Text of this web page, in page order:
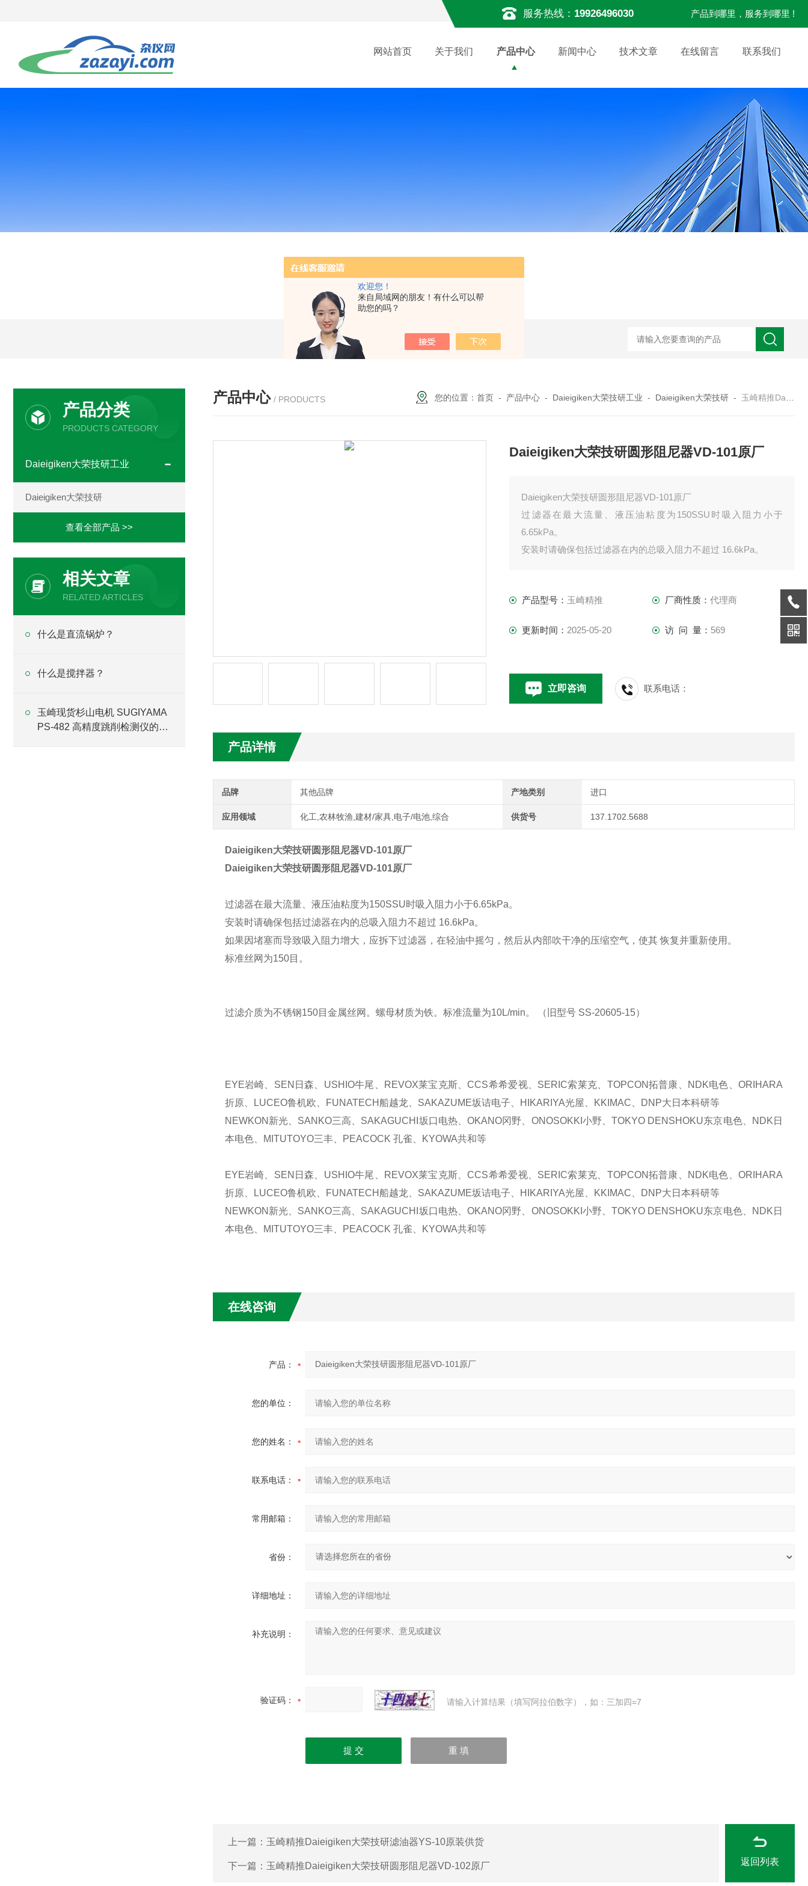
欢迎您！
来自局域网的朋友！有什么可以帮
助您的吗？
服务热线： 19926496030 产品到哪里，服务到哪里 !
网站首页 关于我们 产品中心 新闻中心 技术文章 在线留言 联系我们
产品中心 / PRODUCTS 您的位置：首页 - 产品中心 - Daieigiken大荣技研工业 - Daieigiken大荣技研 - 玉崎精推Daieigiken大荣技研圆形阻尼器VD-101原厂
Daieigiken大荣技研圆形阻尼器VD-101原厂
Daieigiken大荣技研圆形阻尼器VD-101原厂
过滤器在最大流量、液压油粘度为150SSU时吸入阻力小于
6.65kPa。
安装时请确保包括过滤器在内的总吸入阻力不超过 16.6kPa。
标准丝网为150目。
产品型号： 玉崎精推 厂商性质： 代理商
更新时间： 2025-05-20 访 问 量： 569
立即咨询 联系电话：
产品详情
品牌 其他品牌 产地类别 进口
应用领域 化工,农林牧渔,建材/家具,电子/电池,综合 供货号 137.1702.5688
Daieigiken大荣技研圆形阻尼器VD-101原厂
Daieigiken大荣技研圆形阻尼器VD-101原厂
过滤器在最大流量、液压油粘度为150SSU时吸入阻力小于6.65kPa。
安装时请确保包括过滤器在内的总吸入阻力不超过 16.6kPa。
如果因堵塞而导致吸入阻力增大，应拆下过滤器，在轻油中摇匀，然后从内部吹干净的压缩空气，使其 恢复并重新使用。
标准丝网为150目。
过滤介质为不锈钢150目金属丝网。螺母材质为铁。标准流量为10L/min。 （旧型号 SS-20605-15）
EYE岩崎、SEN日森、USHIO牛尾、REVOX莱宝克斯、CCS希希爱视、SERIC索莱克、TOPCON拓普康、NDK电色、ORIHARA
折原、LUCEO鲁机欧、FUNATECH船越龙、SAKAZUME坂诘电子、HIKARIYA光屋、KKIMAC、DNP大日本科研等
NEWKON新光、SANKO三高、SAKAGUCHI坂口电热、OKANO冈野、ONOSOKKI小野、TOKYO DENSHOKU东京电色、NDK日
本电色、MITUTOYO三丰、PEACOCK 孔雀、KYOWA共和等
EYE岩崎、SEN日森、USHIO牛尾、REVOX莱宝克斯、CCS希希爱视、SERIC索莱克、TOPCON拓普康、NDK电色、ORIHARA
折原、LUCEO鲁机欧、FUNATECH船越龙、SAKAZUME坂诘电子、HIKARIYA光屋、KKIMAC、DNP大日本科研等
NEWKON新光、SANKO三高、SAKAGUCHI坂口电热、OKANO冈野、ONOSOKKI小野、TOKYO DENSHOKU东京电色、NDK日
本电色、MITUTOYO三丰、PEACOCK 孔雀、KYOWA共和等
在线咨询
产品：
您的单位：
您的姓名：
联系电话：
常用邮箱：
省份：
详细地址：
补充说明：
验证码： 请输入计算结果（填写阿拉伯数字），如：三加四=7
上一篇： 玉崎精推Daieigiken大荣技研滤油器YS-10原装供货
下一篇： 玉崎精推Daieigiken大荣技研圆形阻尼器VD-102原厂 返回列表
产品分类
PRODUCTS CATEGORY
Daieigiken大荣技研工业
Daieigiken大荣技研
查看全部产品 >>
相关文章
RELATED ARTICLES
什么是直流锅炉？
什么是搅拌器？
玉崎现货杉山电机 SUGIYAMA
PS-482 高精度跳削检测仪的结